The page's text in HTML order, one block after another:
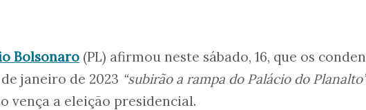
Bolsonaro (PL) afirmou neste sábado, 16, que os
janeiro de 2023 “subirão a rampa do Palácio do
vença a eleição presidencial.